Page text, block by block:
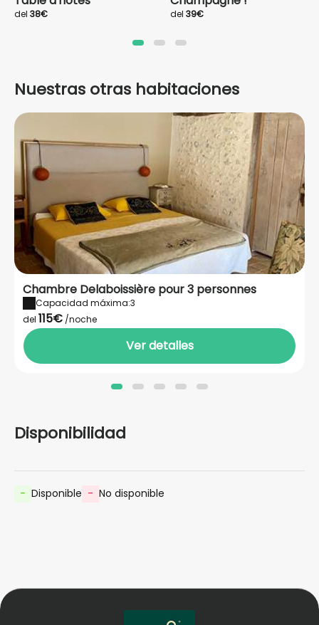
del 38€ del 39€
Nuestras otras habitaciones
Chambre Delaboissière pour 3 personnes
Capacidad máxima:3
del 115€ /noche
Ver detalles
Disponibilidad
- Disponible - No disponible